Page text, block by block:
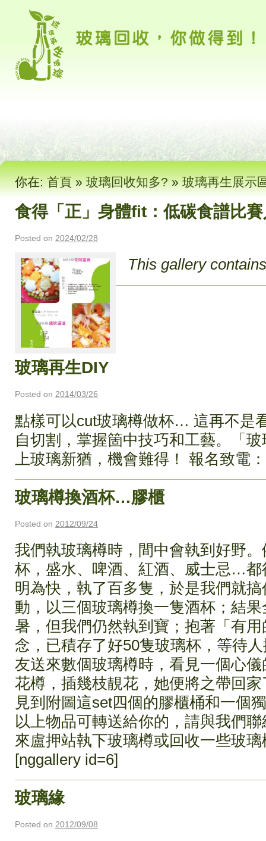
你在:首頁»玻璃回收知多?»玻璃再生展示
食得「正」身體fit：低碳食譜比
Posted on 2024/02/28
This gallery
玻璃再生DIY
Posted on 2014/03/26
點樣可以cut玻璃樽做杯… 這再不是
自切割，掌握箇中技巧和工藝。「
上玻璃新猶，機會難得！ 報名致電
玻璃樽換酒杯…膠櫃
Posted on 2012/09/24
我們執玻璃樽時，間中會執到好野
杯，盛水、啤酒、紅酒、威士忌…都
明為快，執了百多隻，於是我們就
動，以三個玻璃樽換一隻酒杯；結
暑，但我們仍然執到寶；抱著「有
念，已積存了好50隻玻璃杯，等待
友送來數個玻璃樽時，看見一個心
花樽，插幾枝靚花，她便將之帶回
見到附圖這set四個的膠櫃桶和一個
以上物品可轉送給你的，請與我們
來盧押站執下玻璃樽或回收一些玻
[nggallery id=6]
玻璃緣
Posted on 2012/09/08